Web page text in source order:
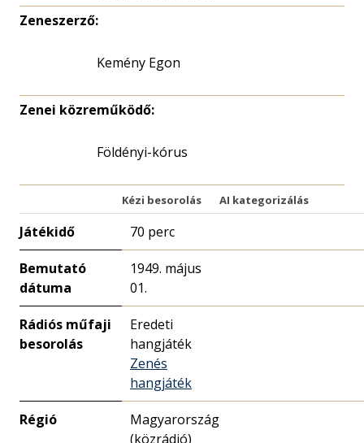
Zeneszerző:
Kemény Egon
Zenei közreműködő:
Földényi-kórus
Kézi besorolás AI kategorizálás
Játékidő 70 perc
Bemutató
dátuma
1949. május
01.
Rádiós műfaji
besorolás
Eredeti
hangjáték
Zenés
hangjáték
Régió
Magyarország
(közrádió)